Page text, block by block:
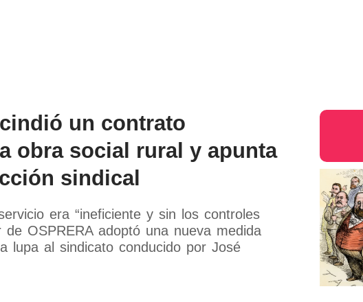
un contrato
obra social rural y apunta
sindical
era “ineficiente y sin los controles
de OSPRERA adoptó una nueva medida
lupa al sindicato conducido por José